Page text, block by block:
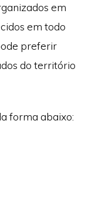
em
em todo
preferir
do território
forma abaixo: